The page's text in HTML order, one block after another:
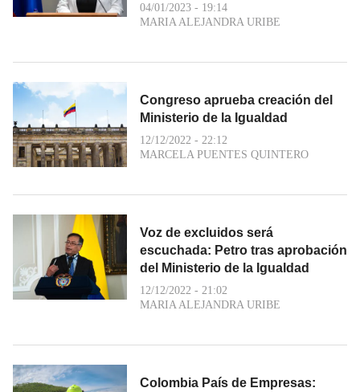
04/01/2023 - 19:14
MARIA ALEJANDRA URIBE
Congreso aprueba creación del
Ministerio de la Igualdad
12/12/2022 - 22:12
MARCELA PUENTES QUINTERO
Voz de excluidos será
escuchada: Petro tras aprobación
del Ministerio de la Igualdad
12/12/2022 - 21:02
MARIA ALEJANDRA URIBE
Colombia País de Empresas: